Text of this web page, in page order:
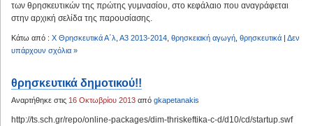
των θρησκευτικών της πρώτης γυμνασίου, στο κεφάλαιο που αναγράφεται
στην αρχική σελίδα της παρουσίασης.
Κάτω από : X Θρησκευτικά Α΄λ Α3 2013-2014 θρησκειακή αγωγή θρησκευτικά | Δεν
υπάρχουν σχόλια »
θρησκευτικά δημοτικού!!
Αναρτήθηκε στις 16 Οκτωβρίου 2013 από gkapetanakis
http://ts.sch.gr/repo/online-packages/dim-thriskeftika-c-d/d10/cd/startup.swf